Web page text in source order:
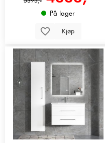
På lager
Kjøp